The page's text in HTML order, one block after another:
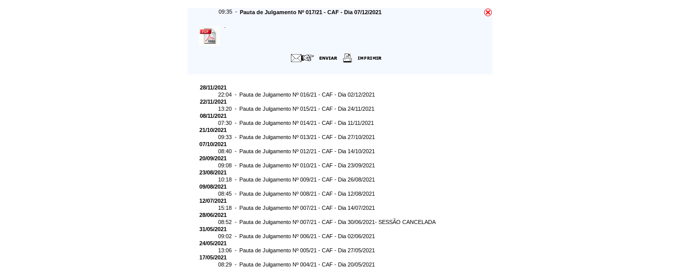
09:35 - Pauta de Julgamento Nº 017/21 - CAF - Dia 07/12/2021
28/11/2021
22:04 - Pauta de Julgamento Nº 016/21 - CAF - Dia 02/12/2021
22/11/2021
13:20 - Pauta de Julgamento Nº 015/21 - CAF - Dia 24/11/2021
08/11/2021
07:30 - Pauta de Julgamento Nº 014/21 - CAF - Dia 11/11/2021
21/10/2021
09:33 - Pauta de Julgamento Nº 013/21 - CAF - Dia 27/10/2021
07/10/2021
08:40 - Pauta de Julgamento Nº 012/21 - CAF - Dia 14/10/2021
20/09/2021
09:08 - Pauta de Julgamento Nº 010/21 - CAF - Dia 23/09/2021
23/08/2021
10:18 - Pauta de Julgamento Nº 009/21 - CAF - Dia 26/08/2021
09/08/2021
08:45 - Pauta de Julgamento Nº 008/21 - CAF - Dia 12/08/2021
12/07/2021
15:18 - Pauta de Julgamento Nº 007/21 - CAF - Dia 14/07/2021
28/06/2021
08:52 - Pauta de Julgamento Nº 007/21 - CAF - Dia 30/06/2021- SESSÃO CANCELADA
31/05/2021
09:02 - Pauta de Julgamento Nº 006/21 - CAF - Dia 02/06/2021
24/05/2021
13:06 - Pauta de Julgamento Nº 005/21 - CAF - Dia 27/05/2021
17/05/2021
08:29 - Pauta de Julgamento Nº 004/21 - CAF - Dia 20/05/2021